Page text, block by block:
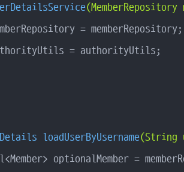
= memberRepository;
= authorityUtils;
loadUserByUsername(String
optionalMember =